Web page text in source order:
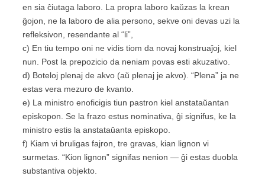
en sia ĉiutaga laboro. La propra laboro kaŭzas la krean
ĝojon, ne la laboro de alia persono, sekve oni devas uzi la
refleksivon, resendante al “li”,
c) En tiu tempo oni ne vidis tiom da novaj konstruaĵoj, kiel
nun. Post la prepozicio da neniam povas esti akuzativo.
d) Boteloj plenaj de akvo (aŭ plenaj je akvo) . “Plena” ja ne
estas vera mezuro de kvanto.
e) La ministro enoficigis tiun pastron kiel anstataŭantan
episkopon. Se la frazo estus nominativa, ĝi signifus, ke la
ministro estis la anstataŭanta episkopo.
f) Kiam vi bruligas fajron, tre gravas, kian lignon vi
surmetas. “Kion lignon” signifas nenion — ĝi estas duobla
substantiva objekto.